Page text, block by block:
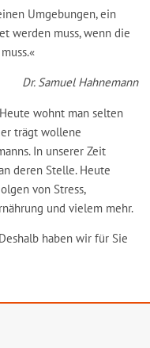
Umgebungen, ein
werden muss, wenn die
Dr. Samuel Hahnemann
wohnt man selten
trägt wollene
In unserer Zeit
deren Stelle. Heute
von Stress,
und vielem mehr.
haben wir für Sie